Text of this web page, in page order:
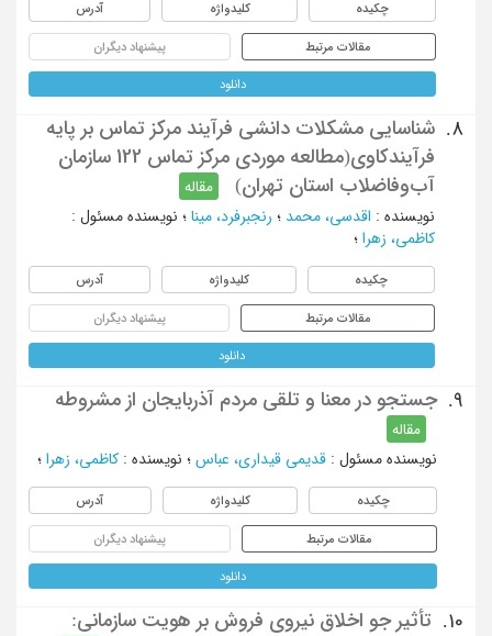
چکیده کلیدواژه آدرس
مقالات مرتبط پیشنهاد دیگران
دانلود
8.
شناسایی مشکلات دانشی فرآیند مرکز تماس بر پایه
فرآیند‌کاوی(مطالعه موردی مرکز تماس 122 سازمان
آب‌و‌فاضلاب استان تهران)
مقاله
نویسنده : اقدسی، محمد ؛ رنجبرفرد، مینا ؛ نویسنده مسئول :
کاظمی، زهرا ؛
چکیده کلیدواژه آدرس
مقالات مرتبط پیشنهاد دیگران
دانلود
9. جستجو در معنا و تلقی مردم آذربایجان از مشروطه
مقاله
نویسنده مسئول : قدیمی قیداری، عباس ؛ نویسنده : کاظمی، زهرا ؛
چکیده کلیدواژه آدرس
مقالات مرتبط پیشنهاد دیگران
دانلود
10.
تأثیر جو اخلاق نیروی فروش بر هویت سازمانی: